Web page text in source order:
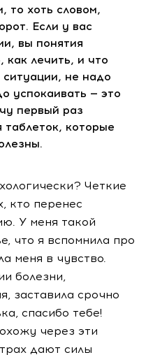
то хоть словом,
Если у вас
вы понятия
как лечить, и что
не надо
успокаивать — это
первый раз
таблеток, которые
Четкие
кто перенес
У меня такой
что я вспомнила про
меня в чувство.
болезни,
заставила срочно
спасибо тебе!
через эти
дают силы